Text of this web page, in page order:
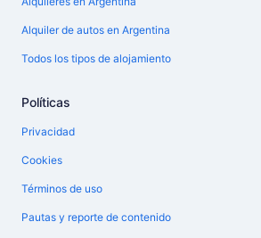
Alquiler de autos en Argentina
Todos los tipos de alojamiento
Políticas
Privacidad
Cookies
Términos de uso
Pautas y reporte de contenido